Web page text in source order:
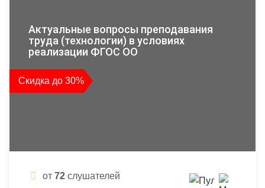
Актуальные вопросы преподавания
труда (технологии) в условиях
реализации ФГОС ОО
Скидка до 30%
от 72 слушателей